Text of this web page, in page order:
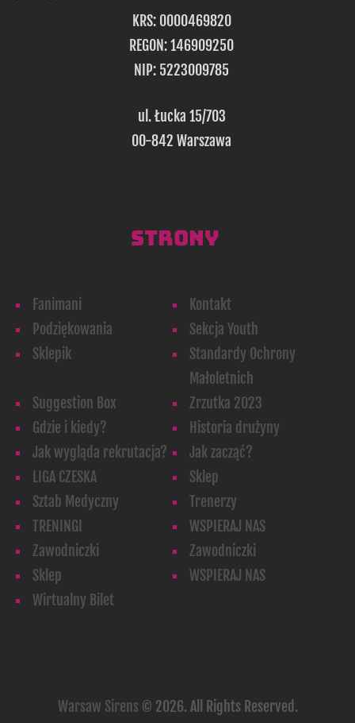
KRS: 0000469820
REGON: 146909250
NIP: 5223009785
ul. Łucka 15/703
00-842 Warszawa
STRONY
Fanimani
Kontakt
Podziękowania
Sekcja Youth
Sklepik
Standardy Ochrony
Małoletnich
Suggestion Box
Zrzutka 2023
Gdzie i kiedy?
Historia drużyny
Jak wygląda rekrutacja?
Jak zacząć?
LIGA CZESKA
Sklep
Sztab Medyczny
Trenerzy
TRENINGI
WSPIERAJ NAS
Zawodniczki
Zawodniczki
Sklep
WSPIERAJ NAS
Wirtualny Bilet
Warsaw Sirens © 2026. All Rights Reserved.